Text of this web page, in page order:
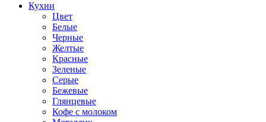
Кухни
Цвет
Белые
Черные
Желтые
Красные
Зеленые
Серые
Бежевые
Глянцевые
Кофе с молоком